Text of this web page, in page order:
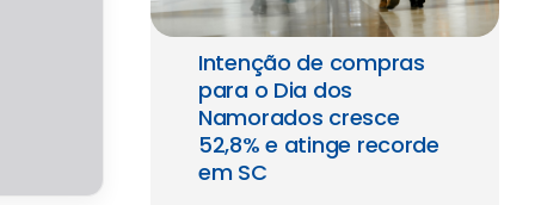
Intenção de compras
para o Dia dos
Namorados cresce
52,8% e atinge recorde
em SC